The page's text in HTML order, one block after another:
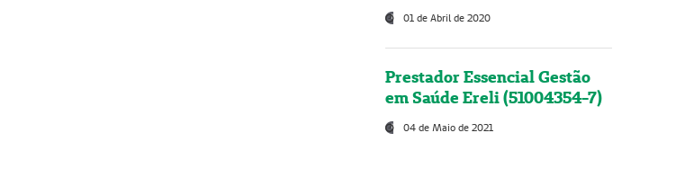
01 de Abril de 2020
Prestador Essencial Gestão
em Saúde Ereli (51004354-7)
04 de Maio de 2021